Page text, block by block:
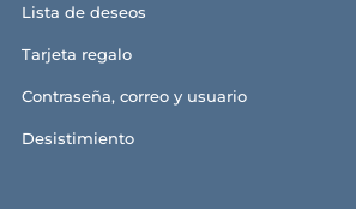
Lista de deseos
Tarjeta regalo
Contraseña, correo y usuario
Desistimiento